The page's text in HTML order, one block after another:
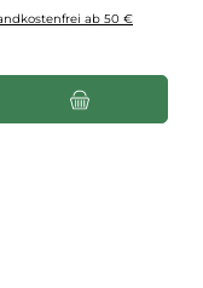
ab 50 €